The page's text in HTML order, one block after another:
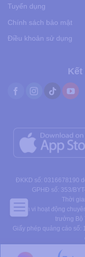
Tuyển dụng
Chính sách bảo mật
Điều khoản sử dụng
ĐKKD số: 0316678190
GPHĐ số: 353/
Thời
Phạm vi hoạt động
trưởng Bộ
Giấy phép quảng cáo số: